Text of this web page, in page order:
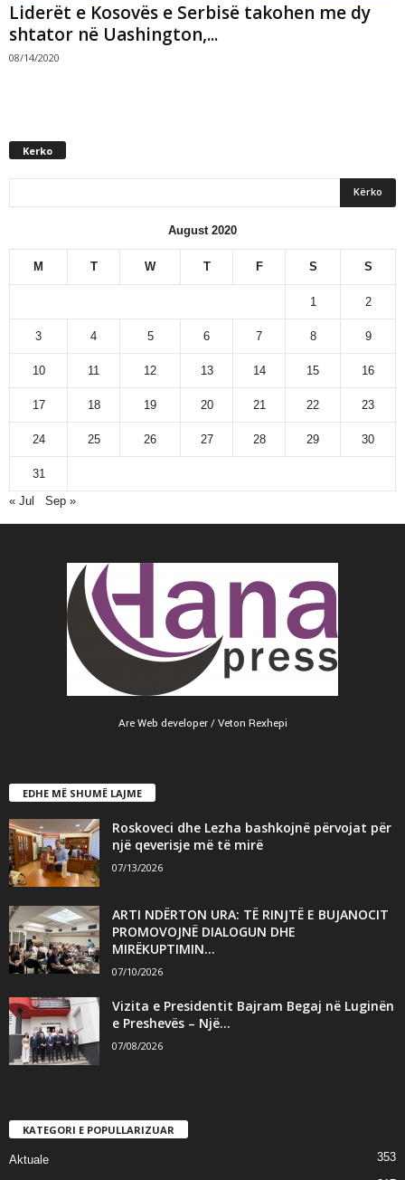
Liderët e Kosovës e Serbisë takohen me dy
shtator në Uashington,...
08/14/2020
Kerko
August 2020
M T W T F S S
1 2
3 4 5 6 7 8 9
10 11 12 13 14 15 16
17 18 19 20 21 22 23
24 25 26 27 28 29 30
31
« Jul
Sep »
Are Web developer / Veton Rexhepi
EDHE MË SHUMË LAJME
Roskoveci dhe Lezha bashkojnë përvojat për
një qeverisje më të mirë
07/13/2026
ARTI NDËRTON URA: TË RINJTË E BUJANOCIT
PROMOVOJNË DIALOGUN DHE
MIRËKUPTIMIN...
07/10/2026
Vizita e Presidentit Bajram Begaj në Luginën
e Preshevës – Një...
07/08/2026
KATEGORI E POPULLARIZUAR
Aktuale 353